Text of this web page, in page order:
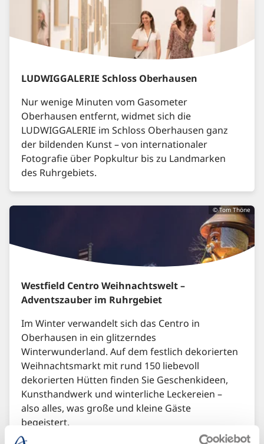
LUDWIGGALERIE Schloss Oberhausen
Nur wenige Minuten vom Gasometer
Oberhausen entfernt, widmet sich die
LUDWIGGALERIE im Schloss Oberhausen ganz
der bildenden Kunst – von internationaler
Fotografie über Popkultur bis zu Landmarken
des Ruhrgebiets.
© Tom Thöne
Westfield Centro Weihnachtswelt –
Adventszauber im Ruhrgebiet
Im Winter verwandelt sich das Centro in
Oberhausen in ein glitzerndes
Winterwunderland. Auf dem festlich dekorierten
Weihnachtsmarkt mit rund 150 liebevoll
dekorierten Hütten finden Sie Geschenkideen,
Kunsthandwerk und winterliche Leckereien –
also alles, was große und kleine Gäste
begeistert.